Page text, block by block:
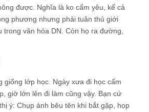
được. Nghĩa là ko cấm yêu, kể cả
phương nhưng phải tuân thủ giới
trong văn hóa DN. Còn họ ra đường,
giống lớp học. Ngày xưa đi học cấm
giờ lớn lên đi làm cũng vậy. Bạn cứ
ý: Chụp ảnh bêu tên khi bắt gặp, họp